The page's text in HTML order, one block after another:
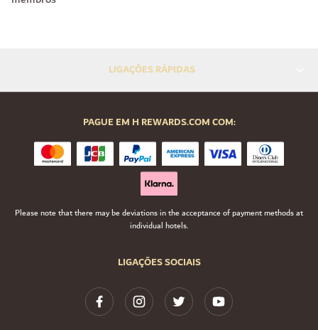
LIGAÇÕES RÁPIDAS
LIGAÇÕES SOCIAIS
PAGUE EM H REWARDS.COM COM:
Please note that there may be deviations in the acceptance of payment methods at
individual hotels.